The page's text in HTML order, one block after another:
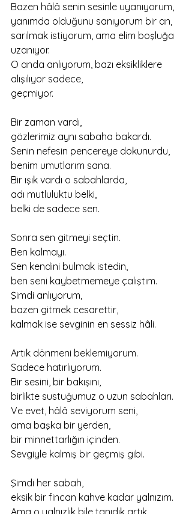
Bazen hâlâ senin sesinle uyanıyorum,
yanımda olduğunu sanıyorum bir an,
sarılmak istiyorum, ama elim boşluğa
uzanıyor.
O anda anlıyorum, bazı eksikliklere
alışılıyor sadece,
geçmiyor.
Bir zaman vardı,
gözlerimiz aynı sabaha bakardı.
Senin nefesin pencereye dokunurdu,
benim umutlarım sana.
Bir ışık vardı o sabahlarda,
adı mutluluktu belki,
belki de sadece sen.
Sonra sen gitmeyi seçtin.
Ben kalmayı.
Sen kendini bulmak istedin,
ben seni kaybetmemeye çalıştım.
Şimdi anlıyorum,
bazen gitmek cesarettir,
kalmak ise sevginin en sessiz hâli.
Artık dönmeni beklemiyorum.
Sadece hatırlıyorum.
Bir sesini, bir bakışını,
birlikte sustuğumuz o uzun sabahları.
Ve evet, hâlâ seviyorum seni,
ama başka bir yerden,
bir minnettarlığın içinden.
Sevgiyle kalmış bir geçmiş gibi.
Şimdi her sabah,
eksik bir fincan kahve kadar yalnızım.
Ama o yalnızlık bile tanıdık artık.